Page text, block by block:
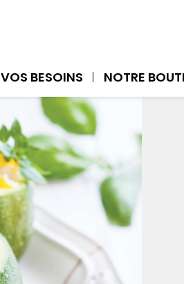
VOS BESOINS NOTRE